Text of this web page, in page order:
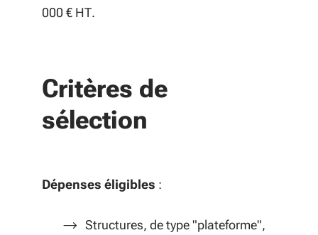
000 € HT.
Critères de
sélection
Dépenses éligibles :
Structures, de type "plateforme",